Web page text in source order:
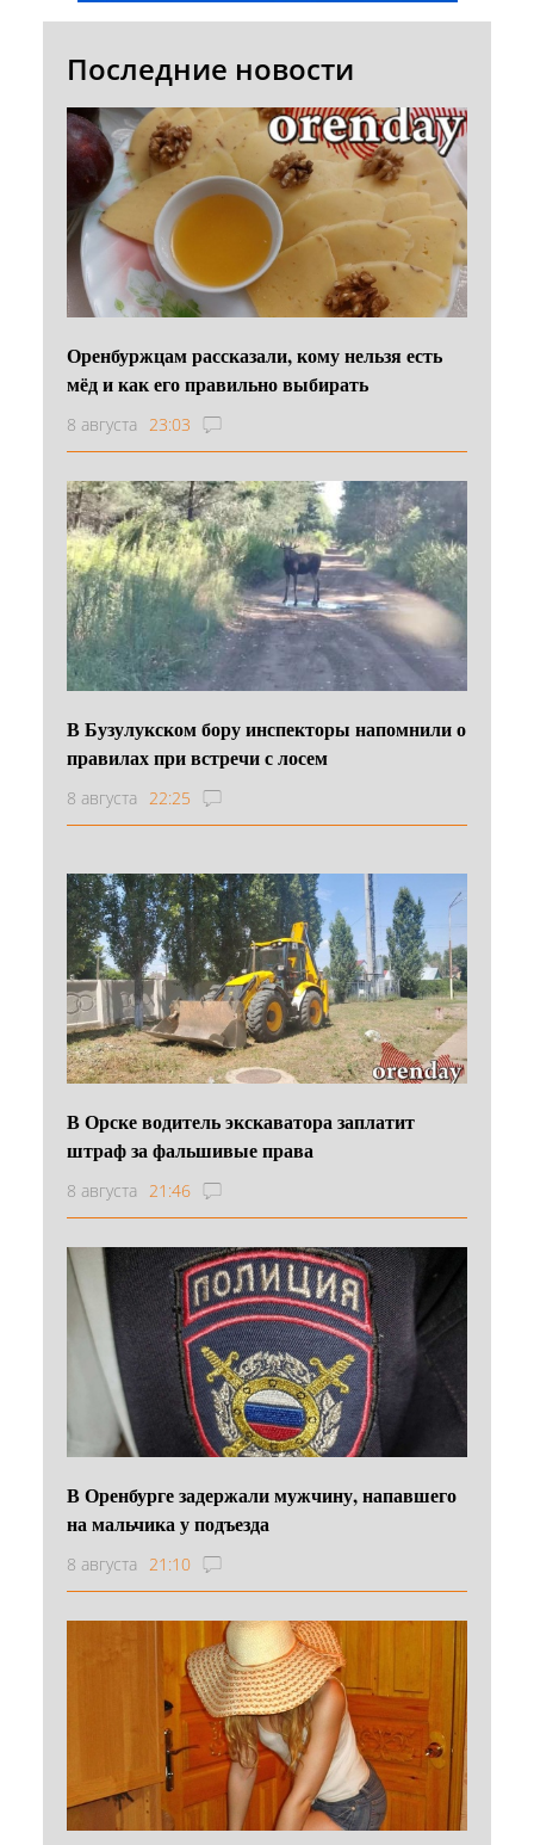
Последние новости
Оренбуржцам рассказали, кому нельзя есть
мёд и как его правильно выбирать
8 августа 23:03
В Бузулукском бору инспекторы напомнили о
правилах при встречи с лосем
8 августа 22:25
В Орске водитель экскаватора заплатит
штраф за фальшивые права
8 августа 21:46
В Оренбурге задержали мужчину, напавшего
на мальчика у подъезда
8 августа 21:10